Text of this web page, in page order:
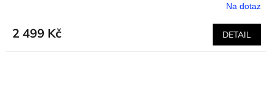
Na dotaz
2 499 Kč DETAIL